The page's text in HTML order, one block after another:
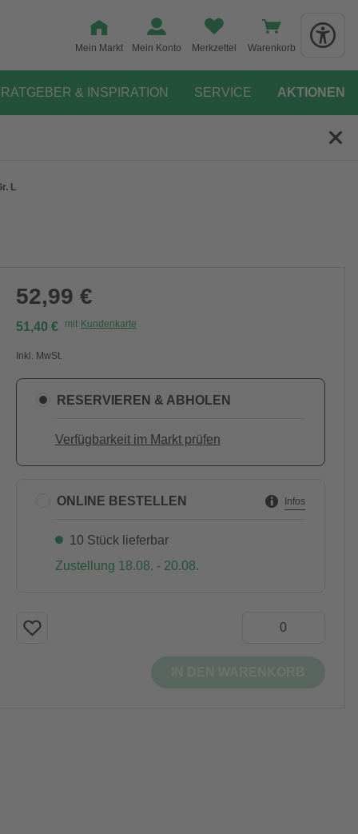
Mein Markt Mein Konto Merkzettel Warenkorb
RATGEBER & INSPIRATION SERVICE AKTIONEN
L
52,99 €
51,40 € mit Kundenkarte
Inkl. MwSt.
RESERVIEREN & ABHOLEN
Verfügbarkeit im Markt prüfen
ONLINE BESTELLEN Infos
10 Stück lieferbar
Zustellung 18.08. - 20.08.